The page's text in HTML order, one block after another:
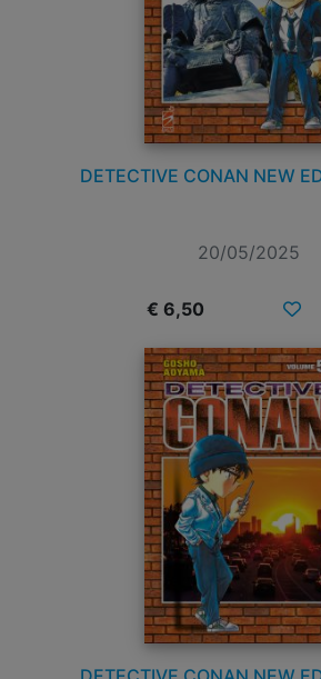
DETECTIVE CONAN NEW
20/05/2025
€ 6,50